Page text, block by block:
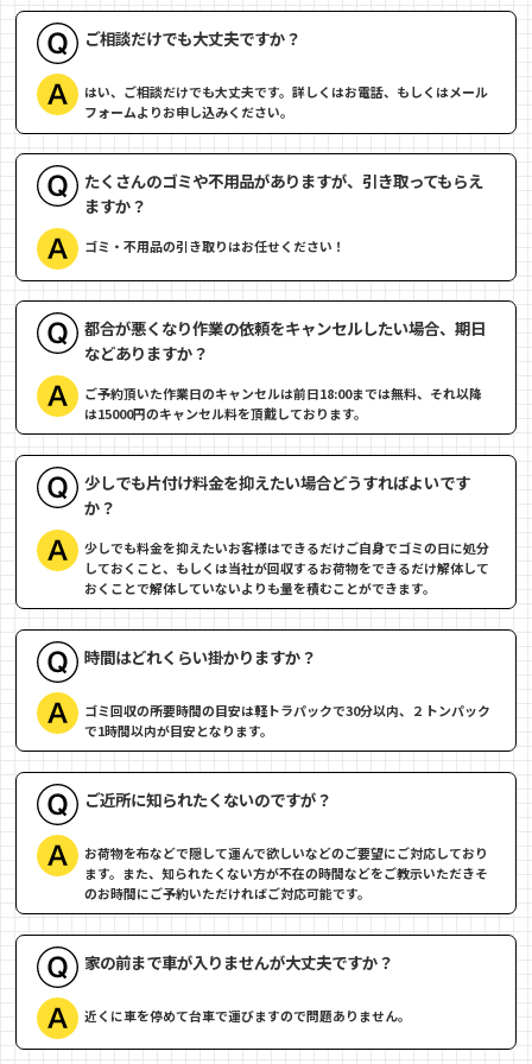
ご相談だけでも大丈夫ですか？
はい、ご相談だけでも大丈夫です。詳しくはお電話、もしくはメール
フォームよりお申し込みください。
たくさんのゴミや不用品がありますが、引き取ってもらえ
ますか？
ゴミ・不用品の引き取りはお任せください！
都合が悪くなり作業の依頼をキャンセルしたい場合、期日
などありますか？
ご予約頂いた作業日のキャンセルは前日18:00までは無料、それ以降
は15000円のキャンセル料を頂戴しております。
少しでも片付け料金を抑えたい場合どうすればよいです
か？
少しでも料金を抑えたいお客様はできるだけご自身でゴミの日に処分
しておくこと、もしくは当社が回収するお荷物をできるだけ解体して
おくことで解体していないよりも量を積むことができます。
時間はどれくらい掛かりますか？
ゴミ回収の所要時間の目安は軽トラパックで30分以内、２トンパック
で1時間以内が目安となります。
ご近所に知られたくないのですが？
お荷物を布などで隠して運んで欲しいなどのご要望にご対応しており
ます。また、知られたくない方が不在の時間などをご教示いただきそ
のお時間にご予約いただければご対応可能です。
家の前まで車が入りませんが大丈夫ですか？
近くに車を停めて台車で運びますので問題ありません。